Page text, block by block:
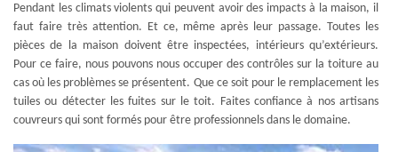
Pendant les climats violents qui peuvent avoir des impacts à la maison, il
faut faire très attention. Et ce, même après leur passage. Toutes les
pièces de la maison doivent être inspectées, intérieurs qu’extérieurs.
Pour ce faire, nous pouvons nous occuper des contrôles sur la toiture au
cas où les problèmes se présentent. Que ce soit pour le remplacement les
tuiles ou détecter les fuites sur le toit. Faites confiance à nos artisans
couvreurs qui sont formés pour être professionnels dans le domaine.